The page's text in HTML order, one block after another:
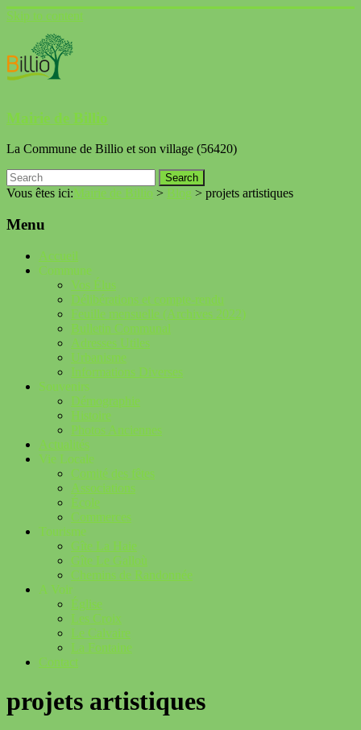
Skip to content
Mairie de Billio
La Commune de Billio et son village (56420)
Vous êtes ici:Mairie de Billio > Blog > projets artistiques
Menu
Accueil
Commune
Vos Élus
Délibérations et compte-rendu
Feuille mensuelle (Archives 2022)
Bulletin Communal
Adresses Utiles
Urbanisme
Informations Diverses
Souvenirs
Démographie
Histoire
Photos Anciennes
Actualités
Vie Locale
Comité des fêtes
Associations
École
Commerces
Tourisme
Gîte La Haie
Gîte Le Galloù
Chemins de Randonnée
A Voir
Église
Les Croix
Le Calvaire
La Fontaine
Contact
projets artistiques